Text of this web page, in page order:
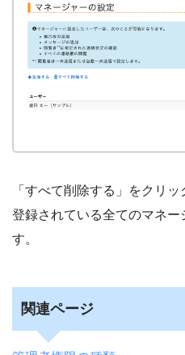
「すべて削除する」をクリッ
登録されている全てのマネー
す。
関連ページ